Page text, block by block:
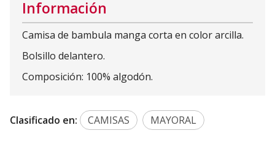
Información
Camisa de bambula manga corta en color arcilla.
Bolsillo delantero.
Composición: 100% algodón.
Clasificado en: CAMISAS MAYORAL